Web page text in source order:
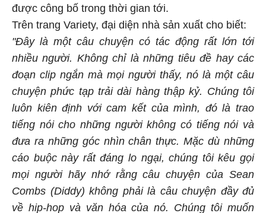
được công bố trong thời gian tới.
Trên trang Variety, đại diện nhà sản xuất cho biết:
"Đây là một câu chuyện có tác động rất lớn tới
nhiều người. Không chỉ là những tiêu đề hay các
đoạn clip ngắn mà mọi người thấy, nó là một câu
chuyện phức tạp trải dài hàng thập kỷ. Chúng tôi
luôn kiên định với cam kết của mình, đó là trao
tiếng nói cho những người không có tiếng nói và
đưa ra những góc nhìn chân thực. Mặc dù những
cáo buộc này rất đáng lo ngại, chúng tôi kêu gọi
mọi người hãy nhớ rằng câu chuyện của Sean
Combs (Diddy) không phải là câu chuyện đầy đủ
về hip-hop và văn hóa của nó. Chúng tôi muốn